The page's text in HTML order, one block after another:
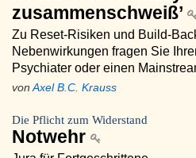
zusammenschweiß’
Zu Reset-Risiken und Build-
Nebenwirkungen fragen Sie
Psychiater oder einen
von Axel B.C. Krauss
Die Pflicht zum Widerstand
Notwehr